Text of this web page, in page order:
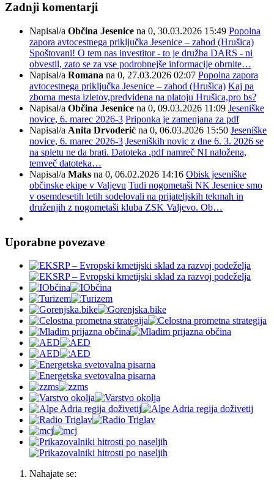
Zadnji komentarji
Napisal/a Občina Jesenice na 0, 30.03.2026 15:49 Popolna
zapora avtocestnega priključka Jesenice – zahod (Hrušica)
Spoštovani! O tem nas investitor - to je družba DARS - ni
obvestil, zato se za vse podrobnejše informacije obrnite…
Napisal/a Romana na 0, 27.03.2026 02:07 Popolna zapora
avtocestnega priključka Jesenice – zahod (Hrušica) Kaj pa
zborna mesta izletov,predvidena na platoju Hrušica,pro bs?
Napisal/a Občina Jesenice na 0, 09.03.2026 11:09 Jeseniške
novice, 6. marec 2026-3 Priponka je zamenjana za pdf
Napisal/a Anita Drvoderić na 0, 06.03.2026 15:50 Jeseniške
novice, 6. marec 2026-3 Jeseniških novic z dne 6. 3. 2026 se
na spletu ne da brati. Datoteka .pdf namreč NI naložena,
temveč datoteka…
Napisal/a Maks na 0, 06.02.2026 14:16 Obisk jeseniške
občinske ekipe v Valjevu Tudi nogometaši NK Jesenice smo
v osemdesetih letih sodelovali na prijateljskih tekmah in
druženjih z nogometaši kluba ZSK Valjevo. Ob…
Uporabne povezave
Nahajate se: